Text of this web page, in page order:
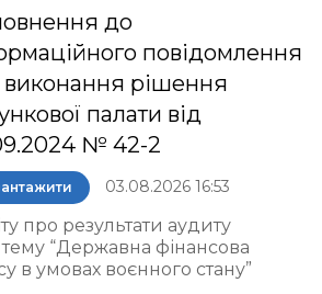
до
повідомлення
виконання рішення
палати від
№ 42-2
03.08.2026 16:53
про результати аудиту
“Державна фінансова
в умовах воєнного стану”